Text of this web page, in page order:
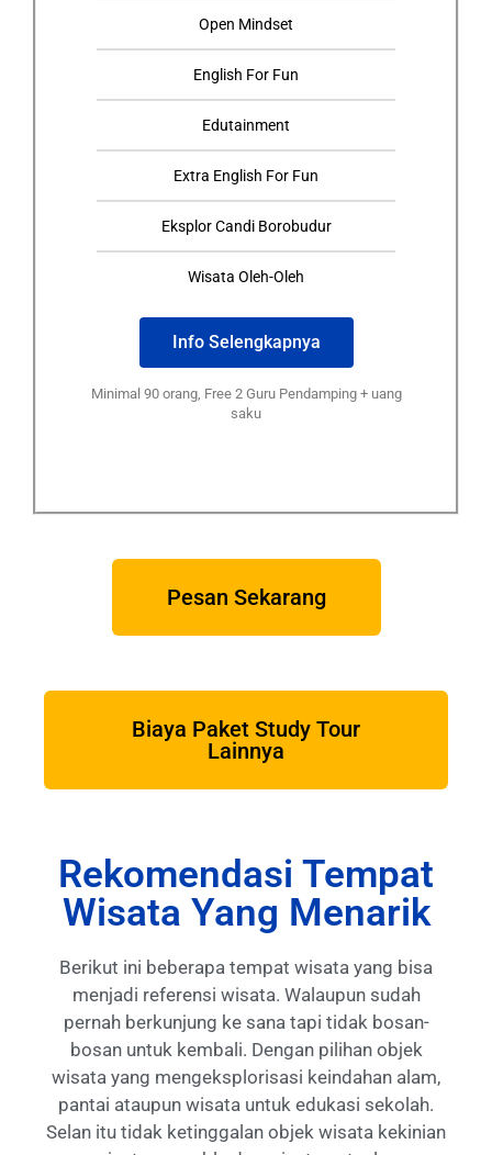
Open Mindset
English For Fun
Edutainment
Extra English For Fun
Eksplor Candi Borobudur
Wisata Oleh-Oleh
Info Selengkapnya
Minimal 90 orang, Free 2 Guru Pendamping + uang
saku
Pesan Sekarang
Biaya Paket Study Tour
Lainnya
Rekomendasi Tempat
Wisata Yang Menarik
Berikut ini beberapa tempat wisata yang bisa
menjadi referensi wisata. Walaupun sudah
pernah berkunjung ke sana tapi tidak bosan-
bosan untuk kembali. Dengan pilihan objek
wisata yang mengeksplorisasi keindahan alam,
pantai ataupun wisata untuk edukasi sekolah.
Selan itu tidak ketinggalan objek wisata kekinian